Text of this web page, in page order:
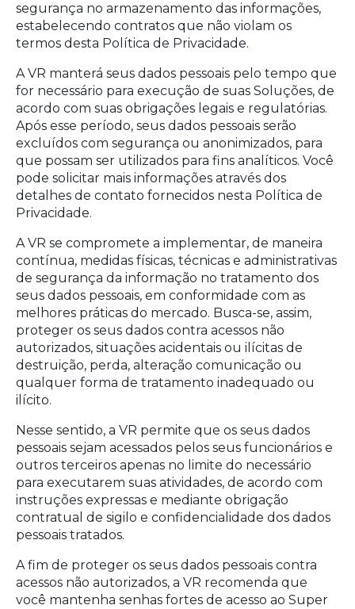
segurança no armazenamento das informações,
estabelecendo contratos que não violam os
termos desta Política de Privacidade.
A VR manterá seus dados pessoais pelo tempo que
for necessário para execução de suas Soluções, de
acordo com suas obrigações legais e regulatórias.
Após esse período, seus dados pessoais serão
excluídos com segurança ou anonimizados, para
que possam ser utilizados para fins analíticos. Você
pode solicitar mais informações através dos
detalhes de contato fornecidos nesta Política de
Privacidade.
A VR se compromete a implementar, de maneira
contínua, medidas físicas, técnicas e administrativas
de segurança da informação no tratamento dos
seus dados pessoais, em conformidade com as
melhores práticas do mercado. Busca-se, assim,
proteger os seus dados contra acessos não
autorizados, situações acidentais ou ilícitas de
destruição, perda, alteração comunicação ou
qualquer forma de tratamento inadequado ou
ilícito.
Nesse sentido, a VR permite que os seus dados
pessoais sejam acessados pelos seus funcionários e
outros terceiros apenas no limite do necessário
para executarem suas atividades, de acordo com
instruções expressas e mediante obrigação
contratual de sigilo e confidencialidade dos dados
pessoais tratados.
A fim de proteger os seus dados pessoais contra
acessos não autorizados, a VR recomenda que
você mantenha senhas fortes de acesso ao Super